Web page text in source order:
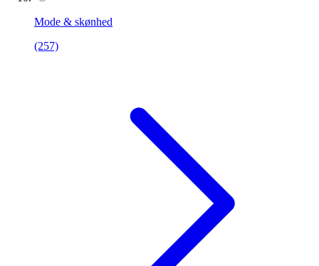
Mode & skønhed
(257)